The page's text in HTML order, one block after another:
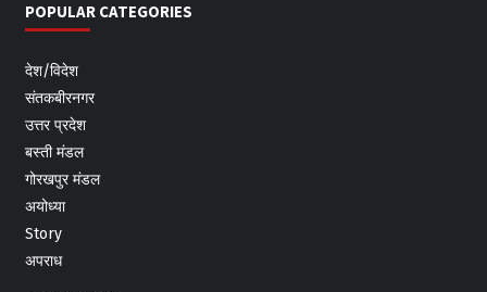
POPULAR CATEGORIES
देश/विदेश
संतकबीरनगर
उत्तर प्रदेश
बस्ती मंडल
गोरखपुर मंडल
अयोध्या
Story
अपराध